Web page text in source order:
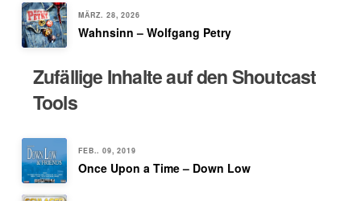
MÄRZ. 28, 2026
Wahnsinn – Wolfgang Petry
Zufällige Inhalte auf den Shoutcast
Tools
FEB.. 09, 2019
Once Upon a Time – Down Low